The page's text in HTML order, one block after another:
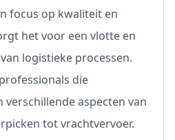
focus op kwaliteit en
het voor een vlotte en
logistieke processen.
die
verschillende aspecten van
tot vrachtvervoer.